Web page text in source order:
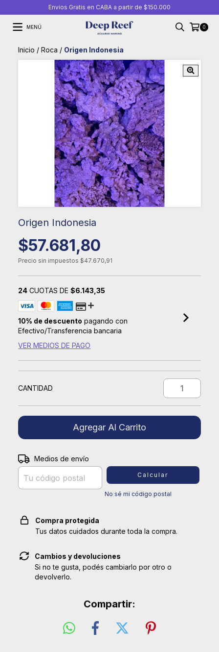
Envios Gratis en CABA a partir de $150.000
MENÚ 0
Inicio / Roca / Origen Indonesia
Origen Indonesia
$57.681,80
Precio sin impuestos $47.670,91
24 CUOTAS DE$6.143,35
10% de descuento pagando con
Efectivo/Transferencia bancaria
VER MEDIOS DE PAGO
CANTIDAD
Entregas para el CP:
Medios de envío
Calcular
No sé mi código postal
Compra protegida
Tus datos cuidados durante toda la compra.
Cambios y devoluciones
Si no te gusta, podés cambiarlo por otro o
devolverlo.
Compartir: